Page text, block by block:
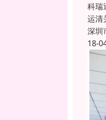
科瑞
运清
深圳
18-